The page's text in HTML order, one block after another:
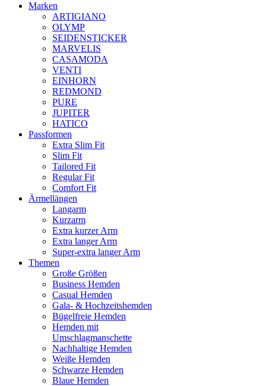
Marken
ARTIGIANO
OLYMP
SEIDENSTICKER
MARVELIS
CASAMODA
VENTI
EINHORN
REDMOND
PURE
JUPITER
HATICO
Passformen
Extra Slim Fit
Slim Fit
Tailored Fit
Regular Fit
Comfort Fit
Ärmellängen
Langarm
Kurzarm
Extra kurzer Arm
Extra langer Arm
Super-extra langer Arm
Themen
Große Größen
Business Hemden
Casual Hemden
Gala- & Hochzeitshemden
Bügelfreie Hemden
Hemden mit
Umschlagmanschette
Nachhaltige Hemden
Weiße Hemden
Schwarze Hemden
Blaue Hemden